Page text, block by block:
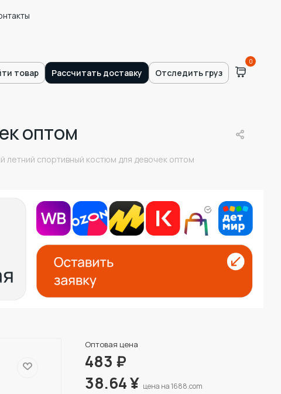
товар Рассчитать доставку Отследить груз
0
оптом
летний спортивный костюм для девочек оптом
Оптовая цена
483 ₽
38.64¥ цена на 1688.com